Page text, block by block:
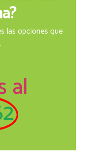
las opciones que
al